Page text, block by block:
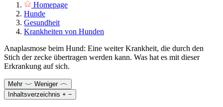
Homepage
Hunde
Gesundheit
Krankheiten von Hunden
Anaplasmose beim Hund: Eine weiter Krankheit, die durch den
Stich der zecke übertragen werden kann. Was hat es mit dieser
Erkrankung auf sich.
Mehr
Weniger
Inhaltsverzeichnis + −